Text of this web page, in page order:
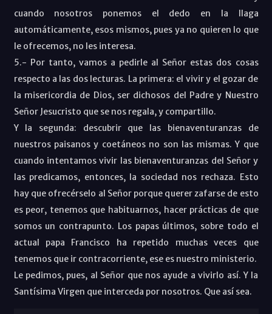
cuando nosotros ponemos el dedo en la llaga
automáticamente, esos mismos, pues ya no quieren lo que
le ofrecemos, no les interesa.
5.- Por tanto, vamos a pedirle al Señor estas dos cosas
respecto a las dos lecturas. La primera: el vivir y el gozar de
la misericordia de Dios, ser dichosos del Padre y Nuestro
Señor Jesucristo que se nos regala, y compartillo.
Y la segunda: descubrir que las bienaventuranzas de
nuestros paisanos y coetáneos no son las mismas. Y que
cuando intentamos vivir las bienaventuranzas del Señor y
las predicamos, entonces, la sociedad nos rechaza. Esto
hay que ofrecérselo al Señor porque querer zafarse de esto
es peor, tenemos que habituarnos, hacer prácticas de que
somos un contrapunto. Los papas últimos, sobre todo el
actual papa Francisco ha repetido muchas veces que
tenemos que ir contracorriente, ese es nuestro ministerio.
Le pedimos, pues, al Señor que nos ayude a vivirlo así. Y la
Santísima Virgen que interceda por nosotros. Que así sea.